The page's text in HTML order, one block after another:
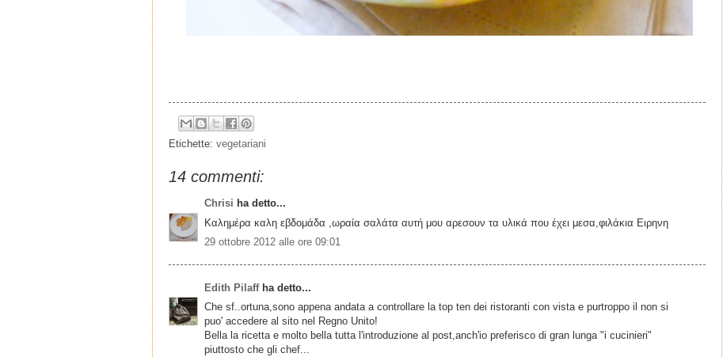
Etichette: vegetariani
14 commenti:
Chrisi ha detto...
Καλημέρα καλη εβδομάδα ,ωραία σαλάτα αυτή μου αρεσουν τα υλικά που έχει μεσα,φιλάκια Ειρηνη
29 ottobre 2012 alle ore 09:01
Edith Pilaffha detto...
Che sf..ortuna,sono appena andata a controllare la top ten dei ristoranti con vista e purtroppo il non si
puo' accedere al sito nel Regno Unito!
Bella la ricetta e molto bella tutta l'introduzione al post,anch'io preferisco di gran lunga "i cucinieri"
piuttosto che gli chef...